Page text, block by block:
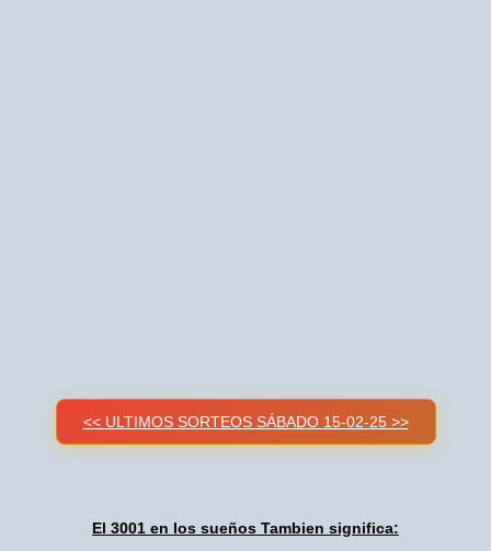
<< ULTIMOS SORTEOS SÁBADO 15-02-25 >>
El 3001 en los sueños Tambien significa: